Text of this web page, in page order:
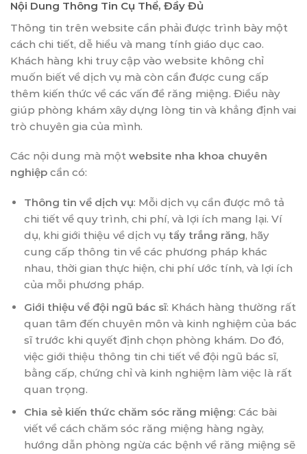
Nội Dung Thông Tin Cụ Thể, Đầy Đủ
Thông tin trên website cần phải được trình bày một
cách chi tiết, dễ hiểu và mang tính giáo dục cao.
Khách hàng khi truy cập vào website không chỉ
muốn biết về dịch vụ mà còn cần được cung cấp
thêm kiến thức về các vấn đề răng miệng. Điều này
giúp phòng khám xây dựng lòng tin và khẳng định vai
trò chuyên gia của mình.
Các nội dung mà một website nha khoa chuyên
nghiệp cần có:
Thông tin về dịch vụ: Mỗi dịch vụ cần được mô tả
chi tiết về quy trình, chi phí, và lợi ích mang lại. Ví
dụ, khi giới thiệu về dịch vụ tẩy trắng răng, hãy
cung cấp thông tin về các phương pháp khác
nhau, thời gian thực hiện, chi phí ước tính, và lợi ích
của mỗi phương pháp.
Giới thiệu về đội ngũ bác sĩ: Khách hàng thường rất
quan tâm đến chuyên môn và kinh nghiệm của bác
sĩ trước khi quyết định chọn phòng khám. Do đó,
việc giới thiệu thông tin chi tiết về đội ngũ bác sĩ,
bằng cấp, chứng chỉ và kinh nghiệm làm việc là rất
quan trọng.
Chia sẻ kiến thức chăm sóc răng miệng: Các bài
viết về cách chăm sóc răng miệng hàng ngày,
hướng dẫn phòng ngừa các bệnh về răng miệng sẽ